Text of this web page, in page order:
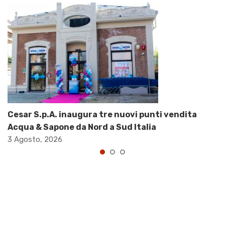
Cesar S.p.A. inaugura tre nuovi punti vendita
Acqua & Sapone da Nord a Sud Italia
3 Agosto, 2026